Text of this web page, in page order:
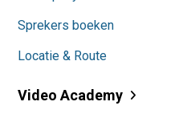
Sprekers boeken
Locatie & Route
Video Academy